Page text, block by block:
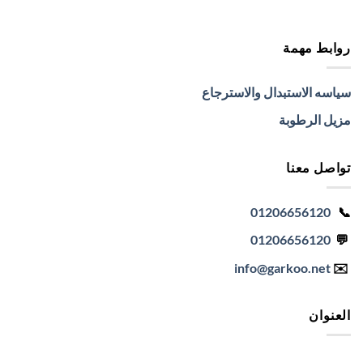
روابط مهمة
سياسه الاستبدال والاسترجاع
مزيل الرطوبة
تواصل معنا
📞
01206656120
💬
01206656120
✉️
info@garkoo.net
العنوان